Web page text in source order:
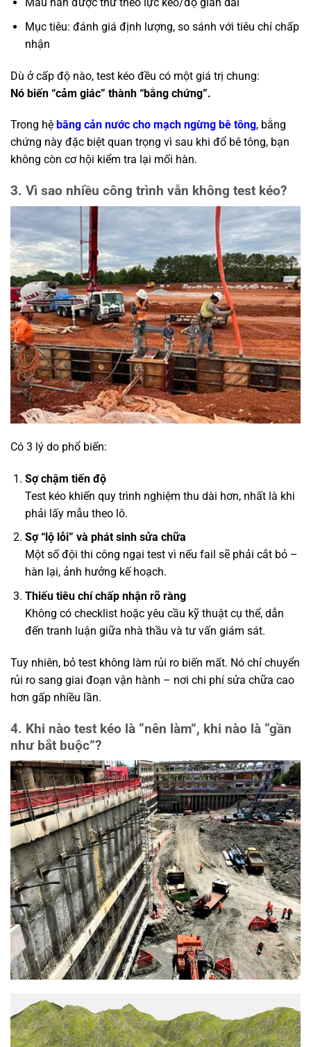
Mục tiêu: đánh giá định lượng, so sánh với tiêu chí chấp
nhận
Dù ở cấp độ nào, test kéo đều có một giá trị chung:
Nó biến “cảm giác” thành “bằng chứng”.
Trong hệ băng cản nước cho mạch ngừng bê tông, bằng
chứng này đặc biệt quan trọng vì sau khi đổ bê tông, bạn
không còn cơ hội kiểm tra lại mối hàn.
3. Vì sao nhiều công trình vẫn không test kéo?
Có 3 lý do phổ biến:
Sợ chậm tiến độ
Test kéo khiến quy trình nghiệm thu dài hơn, nhất là khi
phải lấy mẫu theo lô.
Sợ “lộ lỗi” và phát sinh sửa chữa
Một số đội thi công ngại test vì nếu fail sẽ phải cắt bỏ –
hàn lại, ảnh hưởng kế hoạch.
Thiếu tiêu chí chấp nhận rõ ràng
Không có checklist hoặc yêu cầu kỹ thuật cụ thể, dẫn
đến tranh luận giữa nhà thầu và tư vấn giám sát.
Tuy nhiên, bỏ test không làm rủi ro biến mất. Nó chỉ chuyển
rủi ro sang giai đoạn vận hành – nơi chi phí sửa chữa cao
hơn gấp nhiều lần.
4. Khi nào test kéo là “nên làm”, khi nào là “gần
như bắt buộc”?